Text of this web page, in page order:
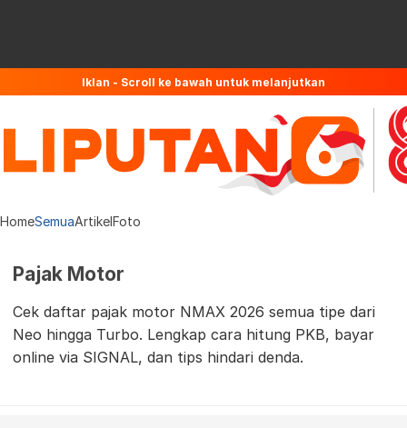
Iklan - Scroll ke bawah untuk melanjutkan
HomeSemuaArtikelFoto
Pajak Motor
Cek daftar pajak motor NMAX 2026 semua tipe dari
Neo hingga Turbo. Lengkap cara hitung PKB, bayar
online via SIGNAL, dan tips hindari denda.